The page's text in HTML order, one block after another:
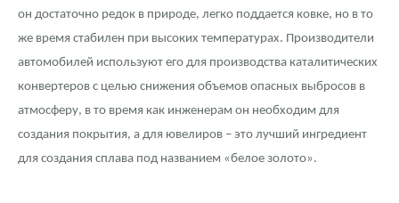
он достаточно редок в природе, легко поддается ковке, но в то
же время стабилен при высоких температурах. Производители
автомобилей используют его для производства каталитических
конвертеров с целью снижения объемов опасных выбросов в
атмосферу, в то время как инженерам он необходим для
создания покрытия, а для ювелиров – это лучший ингредиент
для создания сплава под названием «белое золото».